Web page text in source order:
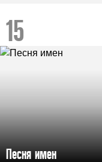
Песня имен